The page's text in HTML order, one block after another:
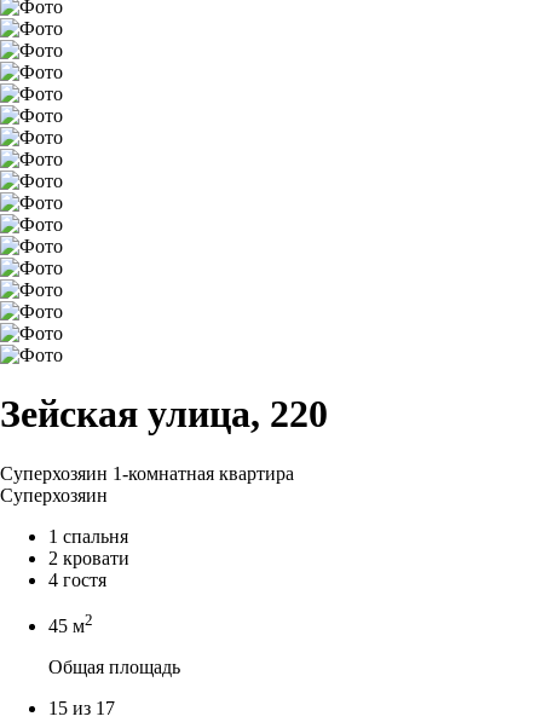
Зейская улица, 220
Суперхозяин 1-комнатная квартира
Суперхозяин
1 спальня
2 кровати
4 гостя
45 м2
Общая площадь
15 из 17